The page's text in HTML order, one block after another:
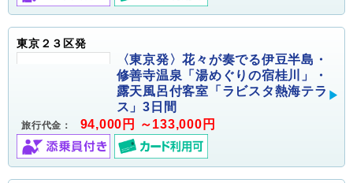
東京２３区発
〈東京発〉花々が奏でる伊豆半島・
修善寺温泉「湯めぐりの宿桂川」・
露天風呂付客室「ラビスタ熱海テラ
ス」3日間
旅行代金： 94,000円 ～133,000円